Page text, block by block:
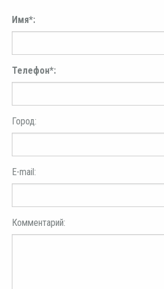
Имя*:
Телефон*:
Город:
E-mail:
Комментарий: